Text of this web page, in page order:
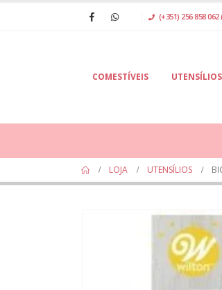
(+351) 256 858
COMESTÍVEIS UTENSÍLIOS
LOJA UTENSÍLIOS